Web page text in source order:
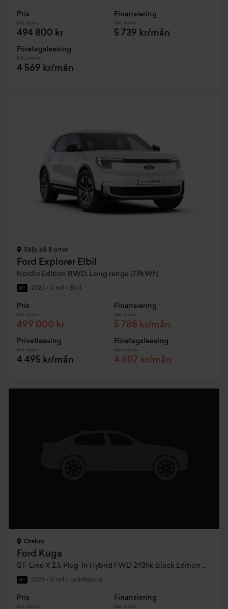
Pris
Inkl. moms
494 800 kr
Finansiering
Inkl. moms
5 739 kr/mån
Företagsleasing
Exkl. moms
4 569 kr/mån
Säljs på 8 orter
Ford Explorer Elbil
Nordic Edition RWD, Long range (79kWh)
NY 2026 • 0 mil • Elbil
Pris
Inkl. moms
499 000 kr
Finansiering
Inkl. moms
5 788 kr/mån
Privatleasing
Inkl. moms
4 495 kr/mån
Företagsleasing
Exkl. moms
4 607 kr/mån
Örebro
Ford Kuga
ST-Line X 2.5 Plug-In Hybrid FWD 243hk Black Edition CVT
NY 2026 • 0 mil • Laddhybrid
Pris
Inkl. moms
Finansiering
Inkl. moms